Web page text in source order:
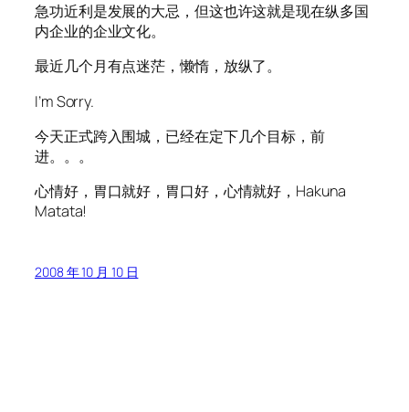
急功近利是发展的大忌，但这也许这就是现在纵多国
内企业的企业文化。
最近几个月有点迷茫，懒惰，放纵了。
I’m Sorry.
今天正式跨入围城，已经在定下几个目标，前
进。。。
心情好，胃口就好，胃口好，心情就好，Hakuna
Matata!
2008 年 10 月 10 日